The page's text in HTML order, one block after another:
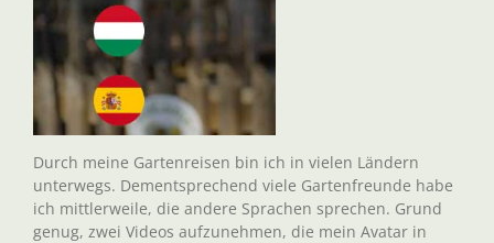
Durch meine Gartenreisen bin ich in vielen Ländern
unterwegs. Dementsprechend viele Gartenfreunde habe
ich mittlerweile, die andere Sprachen sprechen. Grund
genug, zwei Videos aufzunehmen, die mein Avatar in